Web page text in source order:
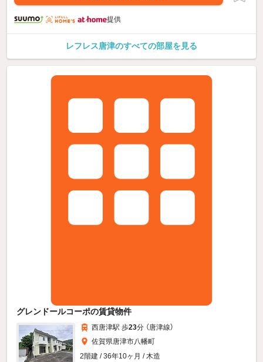
提供
レフレス唐津のすべての部屋を見る
グレンドールコーポの賃貸物件
西唐津駅 歩23分 （唐津線）
佐賀県唐津市八幡町
2階建 / 36年10ヶ月 / 木造